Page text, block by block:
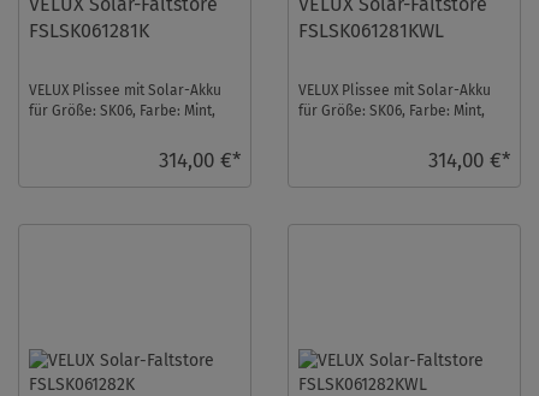
FSLSK061281K
VELUX Plissee mit Solar-Akku
für Größe: SK06, Farbe: Mint,
314,00 €*
FSLSK061281KWL
VELUX Plissee mit Solar-Akku
für Größe: SK06, Farbe: Mint,
314,00 €*